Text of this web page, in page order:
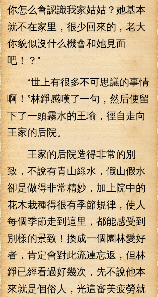
你怎么會認識我家姑姑？她基本
就不在家里，很少回來的，老大
你貌似沒什么機會和她見面
吧！？”
“世上有很多不可思議的事情
啊！”林錚感嘆了一句，然后便留
下了一頭霧水的王瑜，徑自走向
王家的后院。
王家的后院造得非常的別
致，不說有青山綠水，假山假水
卻是做得非常精妙，加上院中的
花木栽種得很有季節規律，使人
每個季節走到這里，都能感受到
別樣的景致！換成一個園林愛好
者，肯定會對此流連忘返，但林
錚已經看過好幾次，先不說他本
來就是個俗人，光這審美疲勞就